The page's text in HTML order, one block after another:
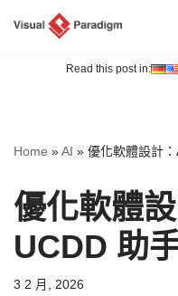
Read this post in:
Home »AI » 優化軟體設計
優化軟體
UCDD 助
3 2 月, 2026